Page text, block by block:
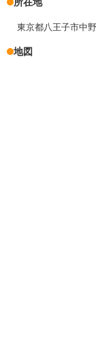
所在地
東京都八王子市中
地図